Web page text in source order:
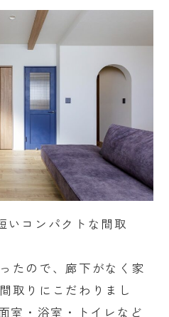
いコンパクトな間取
たので、廊下がなく家
取りにこだわりまし
室・浴室・トイレなど